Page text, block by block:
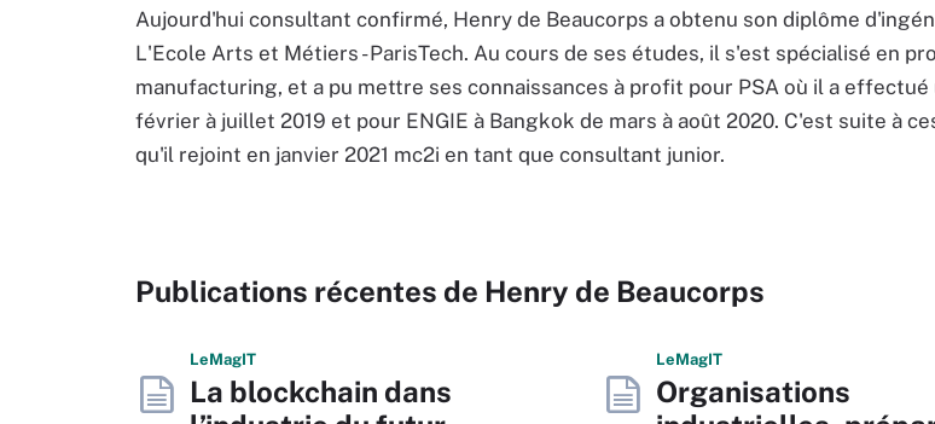
Aujourd'hui consultant confirmé, Henry de Beaucorps a obtenu son diplôme
L'Ecole Arts et Métiers - ParisTech. Au cours de ses études, il s'est spécialisé en
manufacturing, et a pu mettre ses connaissances à profit pour PSA où il a effectué
février à juillet 2019 et pour ENGIE à Bangkok de mars à août 2020. C'est suite à
qu'il rejoint en janvier 2021 mc2i en tant que consultant junior.
Publications récentes de Henry de Beaucorps
LeMagIT
La blockchain dans
LeMagIT
Organisations